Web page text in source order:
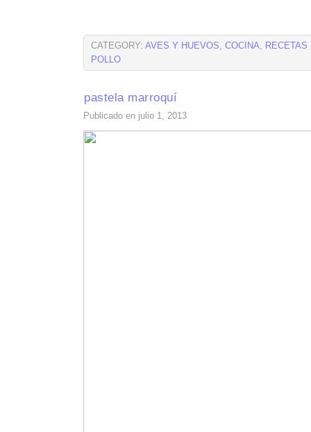
CATEGORY: AVES Y HUEVOS, COCINA, RECETAS
POLLO
pastela marroquí
Publicado en julio 1, 2013